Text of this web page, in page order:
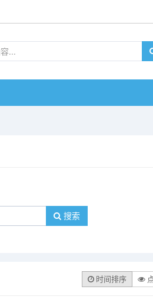
搜索
时间排序